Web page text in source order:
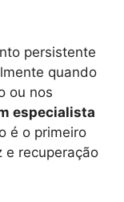
persistente
quando
ou nos
especialista
é o primeiro
e recuperação